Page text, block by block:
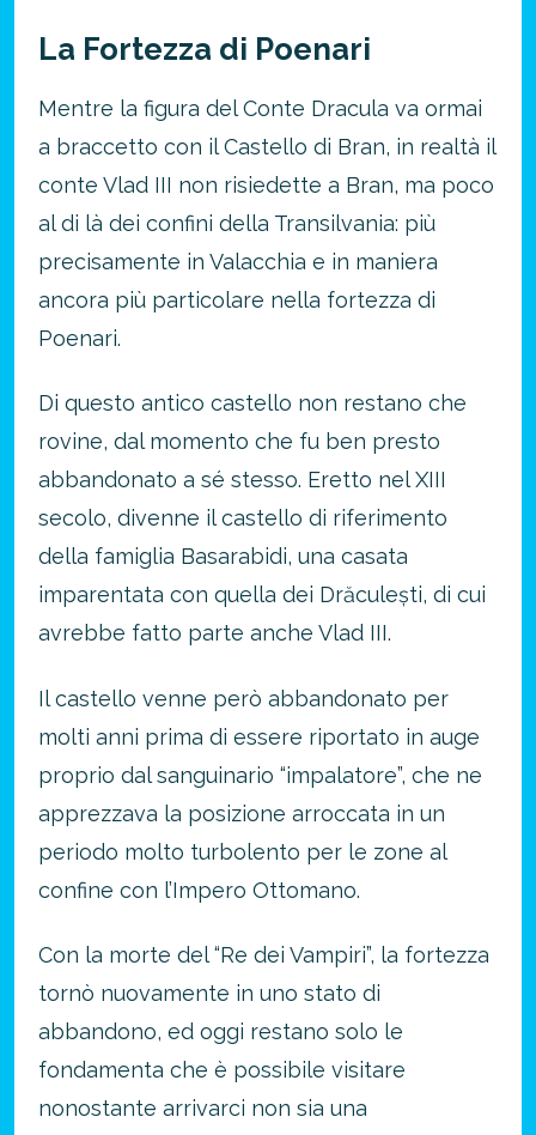
La Fortezza di Poenari
Mentre la figura del Conte Dracula va ormai
a braccetto con il Castello di Bran, in realtà il
conte Vlad III non risiedette a Bran, ma poco
al di là dei confini della Transilvania: più
precisamente in Valacchia e in maniera
ancora più particolare nella fortezza di
Poenari.
Di questo antico castello non restano che
rovine, dal momento che fu ben presto
abbandonato a sé stesso. Eretto nel XIII
secolo, divenne il castello di riferimento
della famiglia Basarabidi, una casata
imparentata con quella dei Drăculești, di cui
avrebbe fatto parte anche Vlad III.
Il castello venne però abbandonato per
molti anni prima di essere riportato in auge
proprio dal sanguinario “impalatore”, che ne
apprezzava la posizione arroccata in un
periodo molto turbolento per le zone al
confine con l’Impero Ottomano.
Con la morte del “Re dei Vampiri”, la fortezza
tornò nuovamente in uno stato di
abbandono, ed oggi restano solo le
fondamenta che è possibile visitare
nonostante arrivarci non sia una